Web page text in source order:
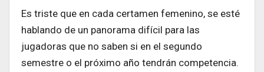
Es triste que en cada certamen femenino, se esté
hablando de un panorama difícil para las
jugadoras que no saben si en el segundo
semestre o el próximo año tendrán competencia.